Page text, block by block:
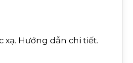
xạ. Hướng dẫn chi tiết.